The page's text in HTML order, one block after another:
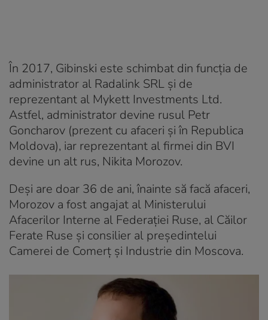
În 2017, Gibinski este schimbat din funcția de
administrator al Radalink SRL și de
reprezentant al Mykett Investments Ltd.
Astfel, administrator devine rusul Petr
Goncharov (prezent cu afaceri și în Republica
Moldova), iar reprezentant al firmei din BVI
devine un alt rus, Nikita Morozov.
Deși are doar 36 de ani, înainte să facă afaceri,
Morozov a fost angajat al Ministerului
Afacerilor Interne al Federației Ruse, al Căilor
Ferate Ruse și consilier al președintelui
Camerei de Comerț și Industrie din Moscova.